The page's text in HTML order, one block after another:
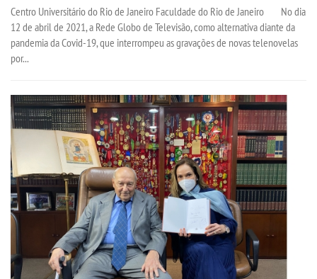
Centro Universitário do Rio de Janeiro Faculdade do Rio de Janeiro No dia
12 de abril de 2021, a Rede Globo de Televisão, como alternativa diante da
pandemia da Covid-19, que interrompeu as gravações de novas telenovelas
por...